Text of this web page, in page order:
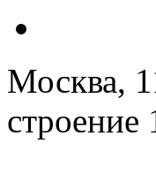
Москва,
строение